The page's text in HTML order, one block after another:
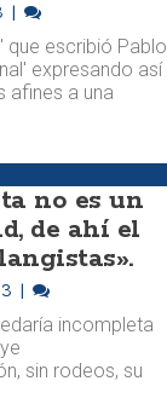
que escribió Pablo
expresando así
afines a una
no es un
de ahí el
incompleta
sin rodeos, su